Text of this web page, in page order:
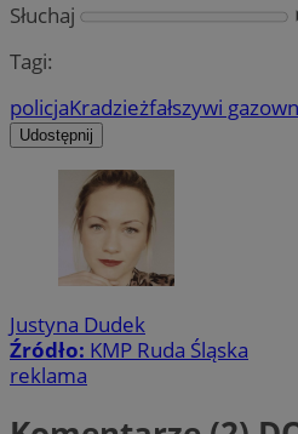
Słuchaj
Tagi:
policjaKradzieżfałszywi
Udostępnij
Justyna Dudek
Źródło: KMP Ruda Śląska
reklama